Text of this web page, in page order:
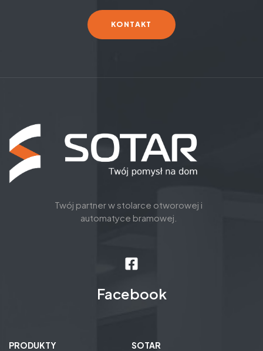
KONTAKT
Twój partner w stolarce otworowej i
automatyce bramowej.
Facebook
PRODUKTY SOTAR